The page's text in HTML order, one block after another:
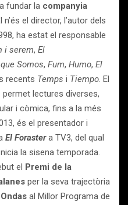
fundar la companyia
n’és el director, l’autor dels
ha estat el responsable
i serem, El
Somos, Fum, Humo, El
recents Temps i Tiempo. El
lectures diverses,
i còmica, fins a la més
és el presentador i
El Forastera TV3, del qual
la sisena temporada.
el Premi de la
per la seva trajectòria
al Millor Programa de